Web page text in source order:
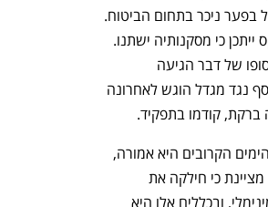
ברקת, קודמו בתפקיד.